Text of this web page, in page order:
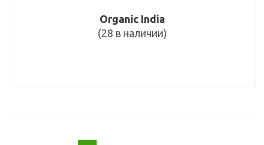
Organic India
(28 в наличии)